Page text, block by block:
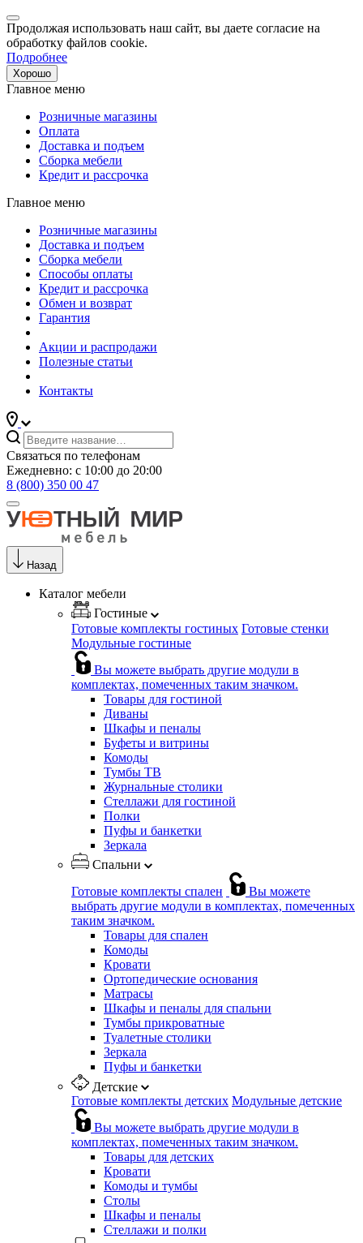
Продолжая использовать наш сайт, вы даете согласие на
обработку файлов cookie.
Подробнее
Хорошо
Главное меню
Розничные магазины
Оплата
Доставка и подъем
Сборка мебели
Кредит и рассрочка
Главное меню
Розничные магазины
Доставка и подъем
Сборка мебели
Способы оплаты
Кредит и рассрочка
Обмен и возврат
Гарантия
Акции и распродажи
Полезные статьи
Контакты
Связаться по телефонам
Ежедневно: с 10:00 до 20:00
8 (800) 350 00 47
Назад
Каталог мебели
Гостиные
Готовые комплекты гостиных Готовые стенки
Модульные гостиные
Вы можете выбрать другие модули в
комплектах, помеченных таким значком.
Товары для гостиной
Диваны
Шкафы и пеналы
Буфеты и витрины
Комоды
Тумбы ТВ
Журнальные столики
Стеллажи для гостиной
Полки
Пуфы и банкетки
Зеркала
Спальни
Готовые комплекты спален
Вы можете
выбрать другие модули в комплектах, помеченных
таким значком.
Товары для спален
Комоды
Кровати
Ортопедические основания
Матрасы
Шкафы и пеналы для спальни
Тумбы прикроватные
Туалетные столики
Зеркала
Пуфы и банкетки
Детские
Готовые комплекты детских Модульные детские
Вы можете выбрать другие модули в
комплектах, помеченных таким значком.
Товары для детских
Кровати
Комоды и тумбы
Столы
Шкафы и пеналы
Стеллажи и полки